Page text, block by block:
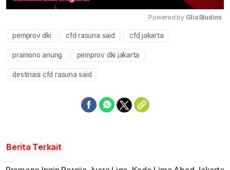
Powered by GliaStudios
pemprov dki cfd rasuna said cfd jakarta
pramono anung pemprov dki jakarta
destinasi cfd rasuna said
Berita Terkait